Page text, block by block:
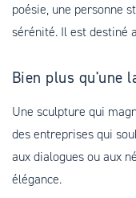
poésie, une personne
sérénité. Il est destiné
Bien plus qu'une
Une sculpture qui
des entreprises qui
aux dialogues ou aux
élégance.